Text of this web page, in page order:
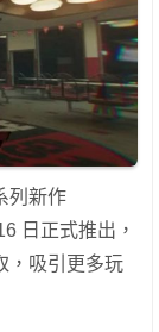
列新作
日正式推出，
，吸引更多玩